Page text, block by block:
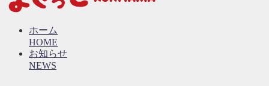
ホーム
HOME
お知らせ
NEWS